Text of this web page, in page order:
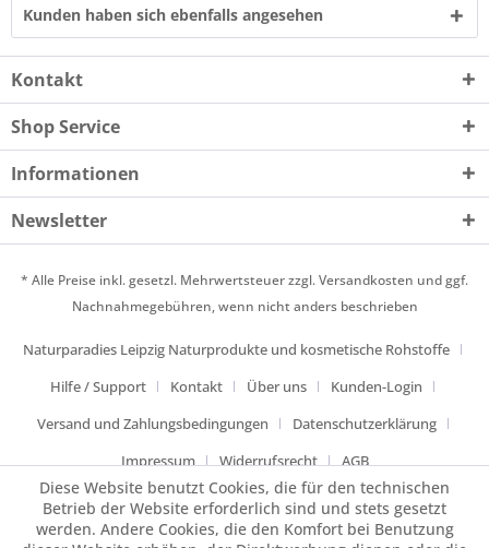
Kunden haben sich ebenfalls angesehen
Kontakt
Shop Service
Informationen
Newsletter
* Alle Preise inkl. gesetzl. Mehrwertsteuer zzgl.Versandkosten und ggf.
Nachnahmegebühren, wenn nicht anders beschrieben
Naturparadies Leipzig Naturprodukte und kosmetische Rohstoffe
Hilfe / Support
Kontakt Über uns
Kunden-Login
Versand und Zahlungsbedingungen
Datenschutzerklärung
Impressum
Widerrufsrecht AGB
Diese Website benutzt Cookies, die für den technischen
Betrieb der Website erforderlich sind und stets gesetzt
werden. Andere Cookies, die den Komfort bei Benutzung